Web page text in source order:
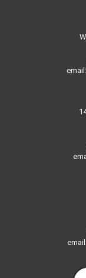
email: